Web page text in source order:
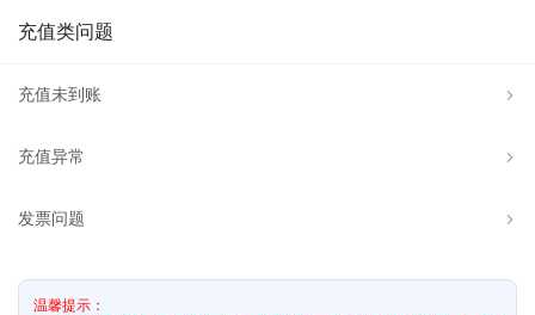
充值类问题
充值未到账
充值异常
发票问题
温馨提示：